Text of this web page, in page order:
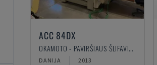
ACC 84DX
OKAMOTO - PAVIRŠIAUS ŠLIFAVIMO STAKLĖS
DANIJA 2013